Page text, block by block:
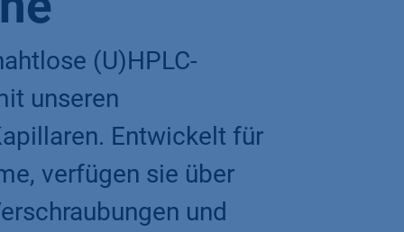
(U)HPLC-
unseren
Entwickelt für
verfügen sie über
und